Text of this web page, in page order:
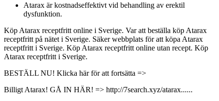
Atarax är kostnadseffektivt vid behandling av erektil
dysfunktion.
Köp Atarax receptfritt online i Sverige. Var att beställa köp Atarax
receptfritt på nätet i Sverige. Säker webbplats för att köpa Atarax
receptfritt i Sverige. Köp Atarax receptfritt online utan recept. Köp
Atarax receptfritt i Sverige.
BESTÄLL NU! Klicka här för att fortsätta =>
Billigt Atarax! GÅ IN HÄR! => http://7search.xyz/atarax......